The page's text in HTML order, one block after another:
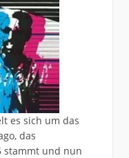
es sich um das
das
stammt und nun